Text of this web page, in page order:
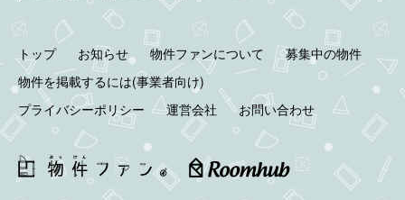
トップ お知らせ 物件ファンについて
募集中の物件
物件を掲載するには(事業者向け)
プライバシーポリシー
運営会社 お問い合わせ